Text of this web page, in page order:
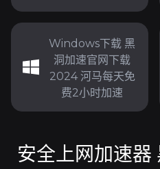
Windows下载 黑
洞加速官网下载
2024 河马每天免
费2小时加速
安全上网加速器